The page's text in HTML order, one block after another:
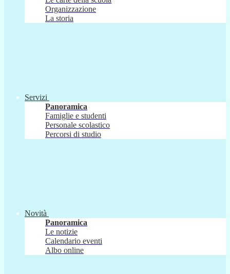
Organizzazione
La storia
Servizi
Panoramica
Famiglie e studenti
Personale scolastico
Percorsi di studio
Novità
Panoramica
Le notizie
Calendario eventi
Albo online